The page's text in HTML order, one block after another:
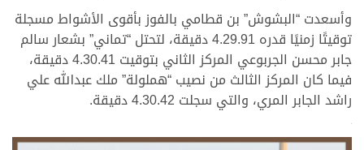
وأسعدت “البشوش” بن قطامي بالفوز بأقوى الأشواط مسجلة
توقيتًا زمنيًا قدره 4.29.91 دقيقة، لتحتل “تماني” بشعار سالم
جابر محسن الجربوعي المركز الثاني بتوقيت 4.30.41 دقيقة،
فيما كان المركز الثالث من نصيب “هملولة” ملك عبدالله علي
راشد الجابر المري، والتي سجلت 4.30.42 دقيقة.